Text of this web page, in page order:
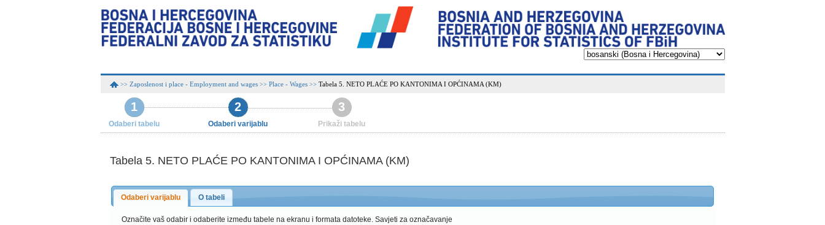
>> Zaposlenost i place - Employment and wages >> Place - Wages >> Tabela 5. NETO PLAĆE PO KANTONIMA I OPĆINAMA (KM)
1
Odaberi tabelu
2
Odaberi varijablu
3
Prikaži tabelu
Tabela 5. NETO PLAĆE PO KANTONIMA I OPĆINAMA (KM)
Odaberi varijablu O tabeli
Označite vaš odabir i odaberite između tabele na ekranu i formata datoteke. Savjeti za označavanje